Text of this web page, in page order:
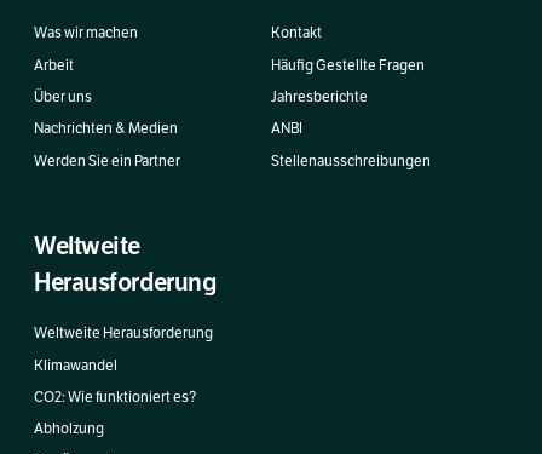
Was wir machen
Arbeit
Über uns
Nachrichten & Medien
Werden Sie ein Partner
Kontakt
Häufig Gestellte Fragen
Jahresberichte
ANBI
Stellenausschreibungen
Weltweite
Herausforderung
Weltweite Herausforderung
Klimawandel
CO2: Wie funktioniert es?
Abholzung